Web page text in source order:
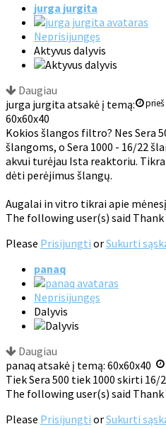
jurga jurgita
Neprisijungęs
Aktyvus dalyvis
Daugiau
jurga jurgita atsakė į temą:
60x60x40
Kokios šlangos filtro? Nes Sera
šlangoms, o Sera 1000 - 16/22
akvui turėjau Ista reaktoriu.
dėti perėjimus šlangų.
Augalai in vitro tikrai apie
The following user(s) said Thank
Please Prisijungti orSukurti
panaq
Neprisijungęs
Dalyvis
Daugiau
panaq atsakė į temą: 60x60x40
Tiek Sera 500 tiek 1000 skirti 16/
The following user(s) said Thank
Please Prisijungti orSukurti